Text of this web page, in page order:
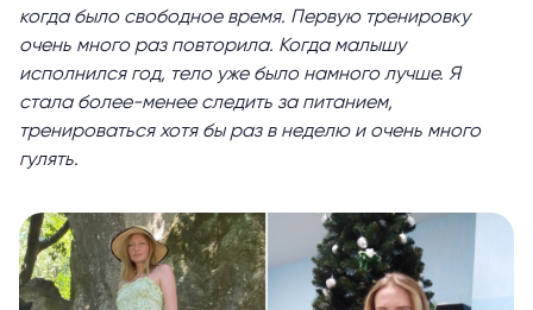
когда было свободное время. Первую тренировку
очень много раз повторила. Когда малышу
исполнился год, тело уже было намного лучше. Я
стала более-менее следить за питанием,
тренироваться хотя бы раз в неделю и очень много
гулять.